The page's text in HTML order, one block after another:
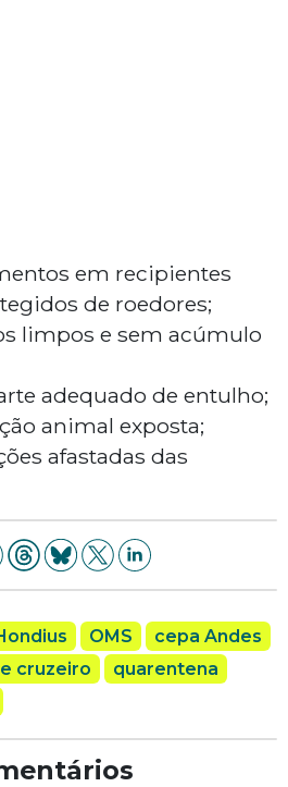
em recipientes
de roedores;
limpos e sem acúmulo
adequado de entulho;
animal exposta;
afastadas das
OMS
cepa Andes
cruzeiro
quarentena